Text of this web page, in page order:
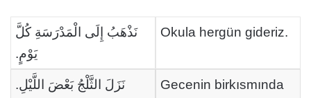
نَذْهَبُ إِلَى الْمَدْرَسَةِ كُلَّ
يَوْمٍ.
Okula hergün gideriz.
نَزَلَ الثَّلْجُ بَعْضَ اللَّيْلِ.
Gecenin birkısmında